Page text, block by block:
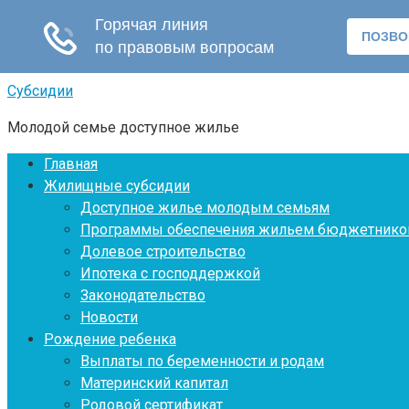
Перейти
контенту
Субсидии
Молодой семье доступное жилье
Главная
Жилищные субсидии
Доступное жилье молодым семьям
Программы обеспечения жильем
Долевое строительство
Ипотека с господдержкой
Законодательство
Новости
Рождение ребенка
Выплаты по беременности и родам
Материнский капитал
Родовой сертификат